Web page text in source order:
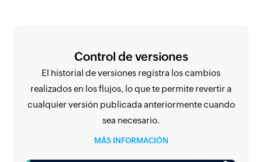
Control de versiones
El historial de versiones registra los cambios
realizados en los flujos, lo que te permite revertir a
cualquier versión publicada anteriormente cuando
sea necesario.
MÁS INFORMACIÓN